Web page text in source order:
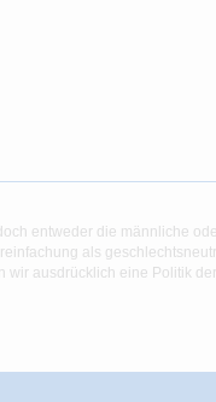
entweder die männliche
als
wir ausdrücklich eine Politik